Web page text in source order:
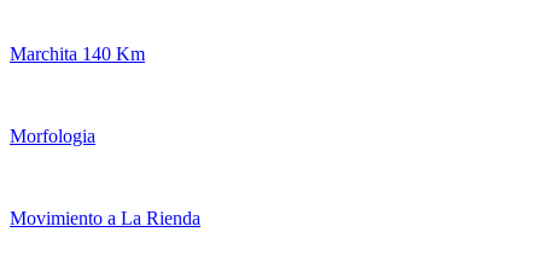
Marchita 140 Km
Morfologia
Movimiento a La Rienda